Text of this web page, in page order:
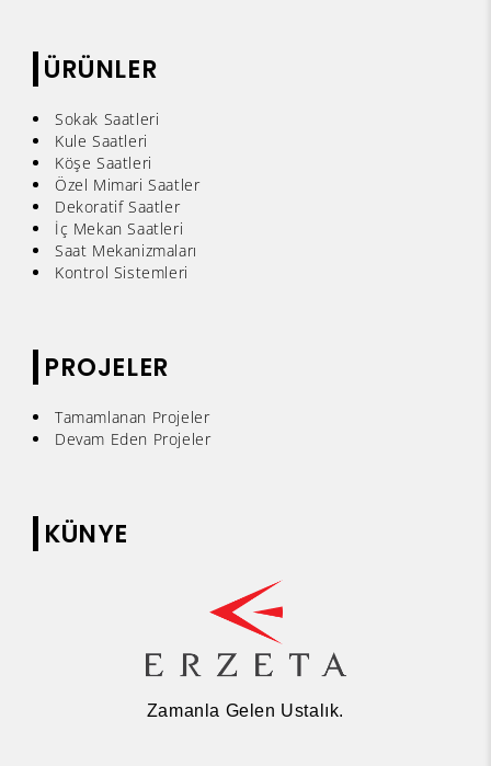
ÜRÜNLER
Sokak Saatleri
Kule Saatleri
Köşe Saatleri
Özel Mimari Saatler
Dekoratif Saatler
İç Mekan Saatleri
Saat Mekanizmaları
Kontrol Sistemleri
PROJELER
Tamamlanan Projeler
Devam Eden Projeler
KÜNYE
Zamanla Gelen Ustalık.